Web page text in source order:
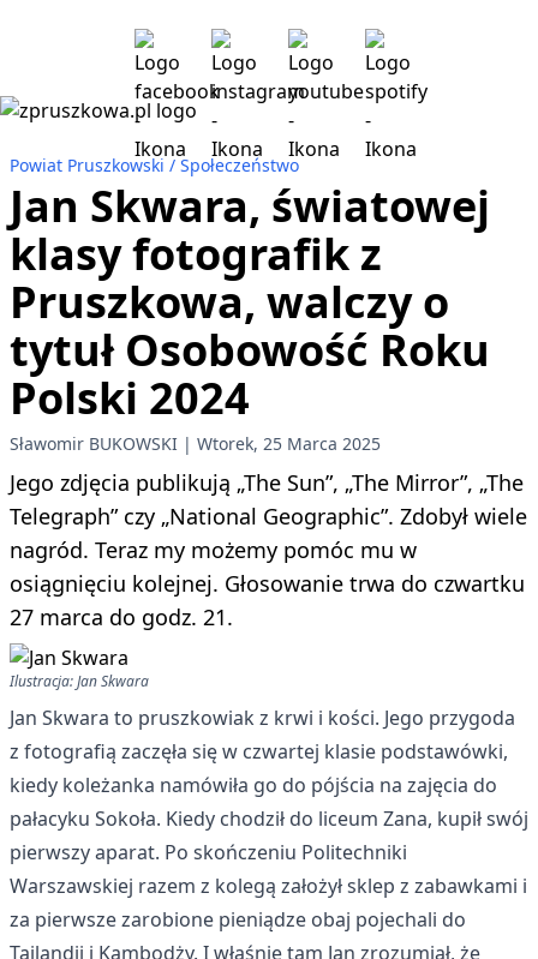
Powiat Pruszkowski Społeczeństwo
Jan Skwara, światowej
klasy fotografik z
Pruszkowa, walczy o
tytuł Osobowość Roku
Polski 2024
Sławomir BUKOWSKI Wtorek, 25 Marca 2025
Jego zdjęcia publikują „The Sun”, „The Mirror”, „The
Telegraph” czy „National Geographic”. Zdobył wiele
nagród. Teraz my możemy pomóc mu w
osiągnięciu kolejnej. Głosowanie trwa do czwartku
27 marca do godz. 21.
Ilustracja: Jan Skwara
Jan Skwara to pruszkowiak z krwi i kości. Jego przygoda
z fotografią zaczęła się w czwartej klasie podstawówki,
kiedy koleżanka namówiła go do pójścia na zajęcia do
pałacyku Sokoła. Kiedy chodził do liceum Zana, kupił swój
pierwszy aparat. Po skończeniu Politechniki
Warszawskiej razem z kolegą założył sklep z zabawkami i
za pierwsze zarobione pieniądze obaj pojechali do
Tajlandii i Kambodży. I właśnie tam Jan zrozumiał, że